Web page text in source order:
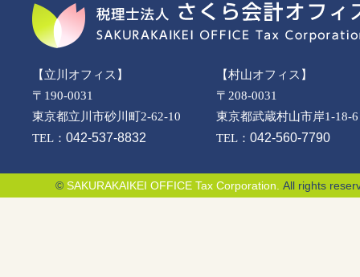
【立川オフィス】
〒190-0031
東京都立川市砂川町2-62-10
TEL： 042-537-8832
【村山オフィス】
〒208-0031
東京都武蔵村山市岸1-18-6
TEL：042-560-7790
© SAKURAKAIKEI OFFICE Tax Corporation. All rights